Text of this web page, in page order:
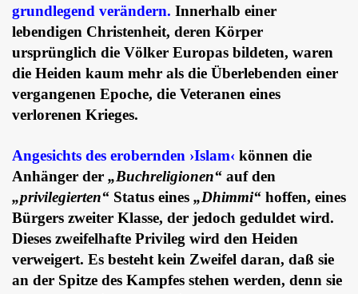
grundlegend verändern. Innerhalb einer
lebendigen Christenheit, deren Körper
ursprünglich die Völker Europas bildeten, waren
die Heiden kaum mehr als die Überlebenden einer
vergangenen Epoche, die Veteranen eines
verlorenen Krieges.
Angesichts des erobernden ›Islam‹ können die
Anhänger der „Buchreligionen“ auf den
„privilegierten“ Status eines „Dhimmi“ hoffen, eines
Bürgers zweiter Klasse, der jedoch geduldet wird.
Dieses zweifelhafte Privileg wird den Heiden
verweigert. Es besteht kein Zweifel daran, daß sie
an der Spitze des Kampfes stehen werden, denn sie